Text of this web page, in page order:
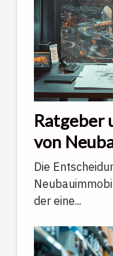
Ratgeber
von
2025
Die
der eine...